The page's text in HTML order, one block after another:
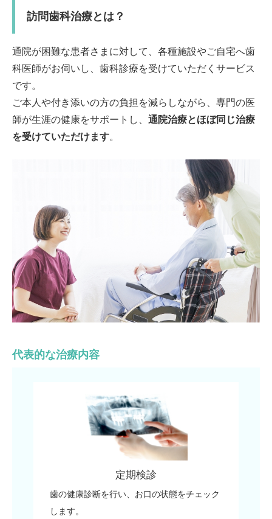
訪問歯科治療とは？
通院が困難な患者さまに対して、各種施設やご自宅へ歯
科医師がお伺いし、歯科診療を受けていただくサービス
です。
ご本人や付き添いの方の負担を減らしながら、専門の医
師が生涯の健康をサポートし、 通院治療とほぼ同じ治療
を受けていただけます。
代表的な治療内容
定期検診
歯の健康診断を行い、お口の状態をチェック
します。